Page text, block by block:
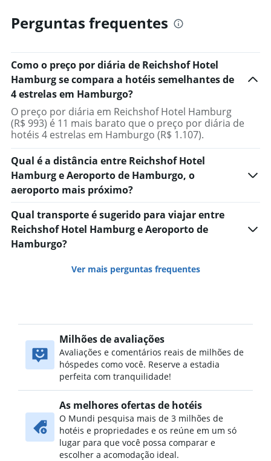
Perguntas frequentes
Como o preço por diária de Reichshof Hotel
Hamburg se compara a hotéis semelhantes de
4 estrelas em Hamburgo?
O preço por diária em Reichshof Hotel Hamburg
(R$ 993) é 11 mais barato que o preço por diária de
hotéis 4 estrelas em Hamburgo (R$ 1.107).
Qual é a distância entre Reichshof Hotel
Hamburg e Aeroporto de Hamburgo, o
aeroporto mais próximo?
Qual transporte é sugerido para viajar entre
Reichshof Hotel Hamburg e Aeroporto de
Hamburgo?
Ver mais perguntas frequentes
Milhões de avaliações
Avaliações e comentários reais de milhões de
hóspedes como você. Reserve a estadia
perfeita com tranquilidade!
As melhores ofertas de hotéis
O Mundi pesquisa mais de 3 milhões de
hotéis e propriedades e os reúne em um só
lugar para que você possa comparar e
escolher a acomodação ideal.